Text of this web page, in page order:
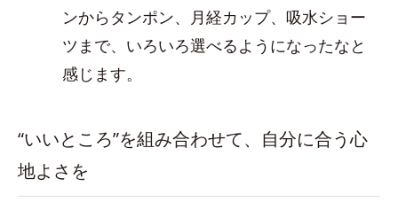
ンからタンポン、月経カップ、吸水ショー
ツまで、いろいろ選べるようになったなと
感じます。
“いいところ”を組み合わせて、自分に合う心
地よさを